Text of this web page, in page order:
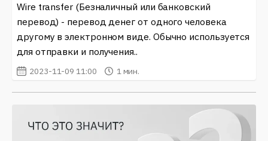
Wire transfer (Безналичный или банковский
перевод) - перевод денег от одного человека
другому в электронном виде. Обычно используется
для отправки и получения..
2023-11-09 11:00 1 мин.